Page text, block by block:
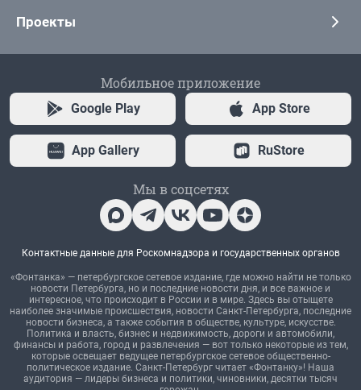
Проекты
Мобильное приложение
Google Play App Store
App Gallery RuStore
Мы в соцсетях
Контактные данные для Роскомнадзора и государственных органов
«Фонтанка» — петербургское сетевое издание, где можно найти не только
новости Петербурга, но и последние новости дня, и все важное и
интересное, что происходит в России и в мире. Здесь вы отыщете
наиболее значимые происшествия, новости Санкт-Петербурга, последние
новости бизнеса, а также события в обществе, культуре, искусстве.
Политика и власть, бизнес и недвижимость, дороги и автомобили,
финансы и работа, город и развлечения — вот только некоторые из тем,
которые освещает ведущее петербургское сетевое общественно-
политическое издание. Санкт-Петербург читает «Фонтанку»! Наша
аудитория — лидеры бизнеса и политики, чиновники, десятки тысяч